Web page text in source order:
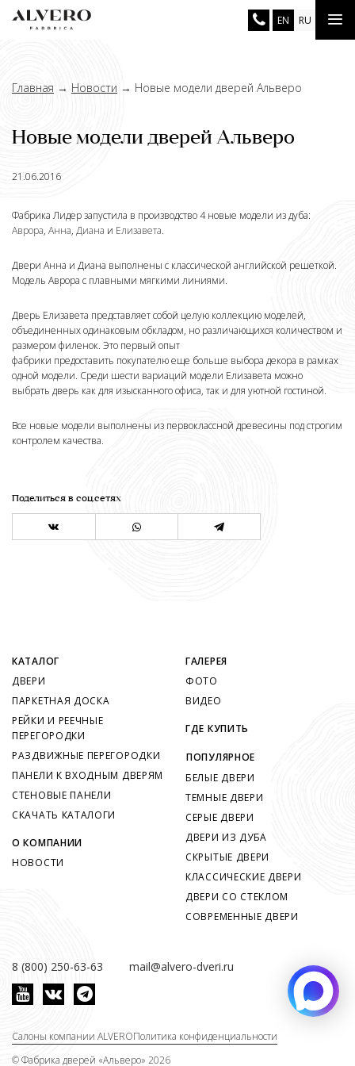
Перейти
EN RU
Главная → Новости → Новые модели дверей Альверо
Новые модели дверей Альверо
21.06.2016
Фабрика Лидер запустила в производство 4 новые модели из дуба:
Аврора, Анна, Диана и Елизавета.
Двери Анна и Диана выполнены с классической английской решеткой.
Модель Аврора с плавными мягкими линиями.
Дверь Елизавета представляет собой целую коллекцию моделей,
объединенных одинаковым обкладом, но различающихся количеством и
размером филенок. Это первый опыт
фабрики предоставить покупателю еще больше выбора декора в рамках
одной модели. Среди шести вариаций модели Елизавета можно
выбрать дверь как для изысканного офиса, так и для уютной гостиной.
Все новые модели выполнены из первоклассной древесины под строгим
контролем качества.
Поделиться в соц.сетях
8 (800) 250-63-63 mail@alvero-dveri.ru
КАТАЛОГ
ДВЕРИ
ПАРКЕТНАЯ ДОСКА
РЕЙКИ И РЕЕЧНЫЕ
ПЕРЕГОРОДКИ
РАЗДВИЖНЫЕ ПЕРЕГОРОДКИ
ПАНЕЛИ К ВХОДНЫМ ДВЕРЯМ
СТЕНОВЫЕ ПАНЕЛИ
СКАЧАТЬ КАТАЛОГИ
О КОМПАНИИ
НОВОСТИ
ГАЛЕРЕЯ
ФОТО
ВИДЕО
ГДЕ КУПИТЬ
ПОПУЛЯРНОЕ
БЕЛЫЕ ДВЕРИ
ТЕМНЫЕ ДВЕРИ
СЕРЫЕ ДВЕРИ
ДВЕРИ ИЗ ДУБА
СКРЫТЫЕ ДВЕРИ
КЛАССИЧЕСКИЕ ДВЕРИ
ДВЕРИ СО СТЕКЛОМ
СОВРЕМЕННЫЕ ДВЕРИ
©Фабрика дверей «Альверо» 2026
Салоны компании ALVEROПолитика конфиденциальности